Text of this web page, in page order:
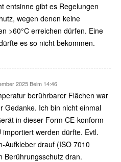
entsinne gibt es Regelungen
wegen denen keine
>60°C erreichen dürfen. Eine
es so nicht bekommen.
2025 Beim 14:46
berührbarer Flächen war
Gedanke. Ich bin nicht einmal
in dieser Form CE-konform
importiert werden dürfte. Evtl.
Aufkleber drauf (ISO 7010
Berührungsschutz dran.